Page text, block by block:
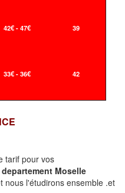
42€ - 47€ 39
33€ - 36€ 42
tarif pour vos
Moselle
nous l'étudirons ensemble .et